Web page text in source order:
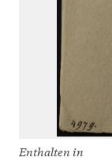
Enthalten in